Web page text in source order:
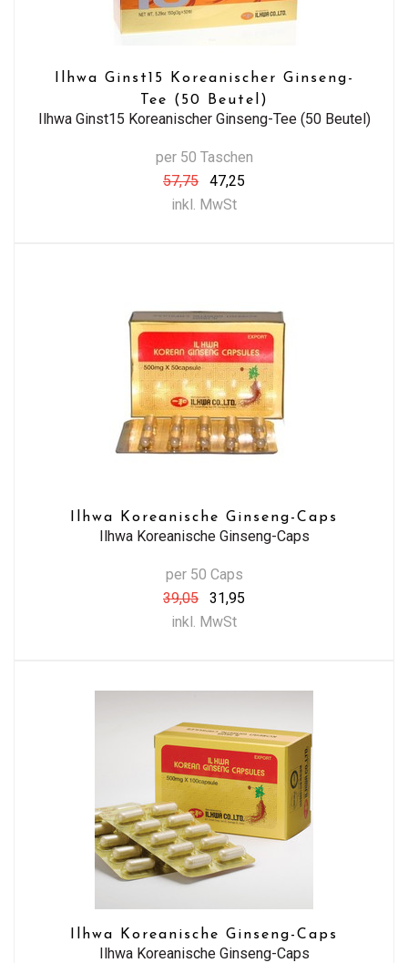
Ilhwa Ginst15 Koreanischer Ginseng-
Tee (50 Beutel)
Ilhwa Ginst15 Koreanischer Ginseng-Tee (50 Beutel)
per 50 Taschen
57,75
47,25
inkl. MwSt
Ilhwa Koreanische Ginseng-Caps
Ilhwa Koreanische Ginseng-Caps
per 50 Caps
39,05
31,95
inkl. MwSt
Ilhwa Koreanische Ginseng-Caps
Ilhwa Koreanische Ginseng-Caps